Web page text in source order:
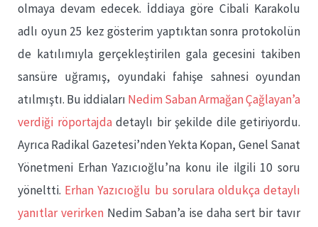
olmaya devam edecek. İddiaya göre Cibali Karakolu
adlı oyun 25 kez gösterim yaptıktan sonra protokolün
de katılımıyla gerçekleştirilen gala gecesini takiben
sansüre uğramış, oyundaki fahişe sahnesi oyundan
atılmıştı. Bu iddiaları Nedim Saban Armağan Çağlayan’a
verdiği röportajdadetaylı bir şekilde dile getiriyordu.
Ayrıca Radikal Gazetesi’nden Yekta Kopan, Genel Sanat
Yönetmeni Erhan Yazıcıoğlu’na konu ile ilgili 10 soru
yöneltti. Erhan Yazıcıoğlu bu sorulara oldukça detaylı
yanıtlar verirkenNedim Saban’a ise daha sert bir tavır